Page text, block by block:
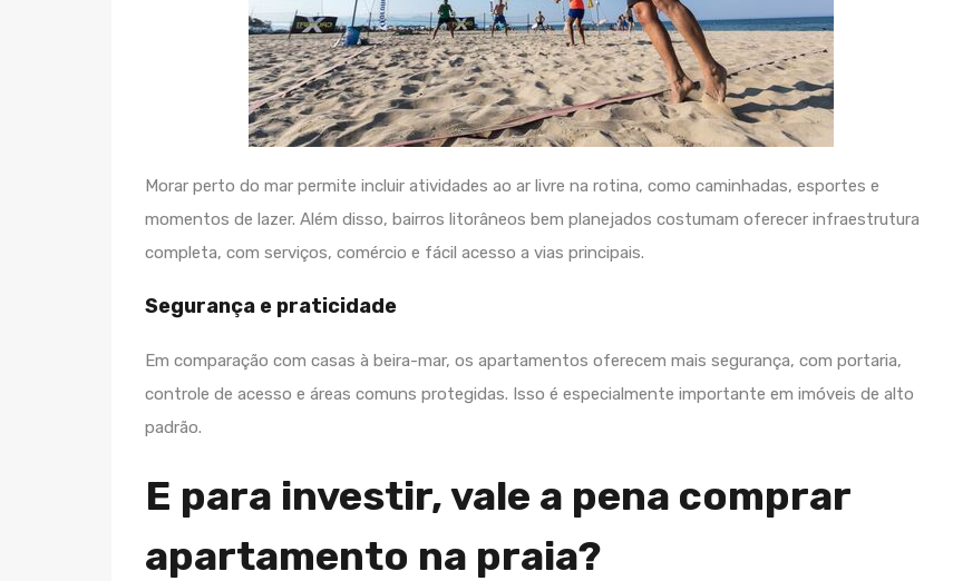
Morar perto do mar permite incluir atividades ao ar livre na rotina, como caminhadas, esportes e
momentos de lazer. Além disso, bairros litorâneos bem planejados costumam oferecer infraestrutura
completa, com serviços, comércio e fácil acesso a vias principais.
Segurança e praticidade
Em comparação com casas à beira-mar, os apartamentos oferecem mais segurança, com portaria,
controle de acesso e áreas comuns protegidas. Isso é especialmente importante em imóveis de alto
padrão.
E para investir, vale a pena comprar
apartamento na praia?